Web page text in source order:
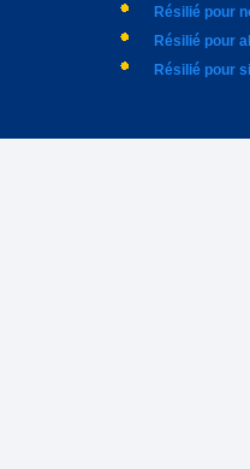
Résilié pour
Résilié pour
Résilié pour